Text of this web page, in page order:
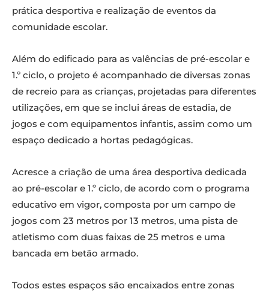
prática desportiva e realização de eventos da
comunidade escolar.
Além do edificado para as valências de pré-escolar e
1.º ciclo, o projeto é acompanhado de diversas zonas
de recreio para as crianças, projetadas para diferentes
utilizações, em que se inclui áreas de estadia, de
jogos e com equipamentos infantis, assim como um
espaço dedicado a hortas pedagógicas.
Acresce a criação de uma área desportiva dedicada
ao pré-escolar e 1.º ciclo, de acordo com o programa
educativo em vigor, composta por um campo de
jogos com 23 metros por 13 metros, uma pista de
atletismo com duas faixas de 25 metros e uma
bancada em betão armado.
Todos estes espaços são encaixados entre zonas